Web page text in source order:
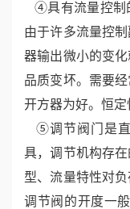
④具有流量控制
由于许多流量控
器输出微小的变
品质变坏。需要
开方器为好。恒定
⑤调节阀门是直
具，调节机构存
型、流量特性对
调节阀的开度一